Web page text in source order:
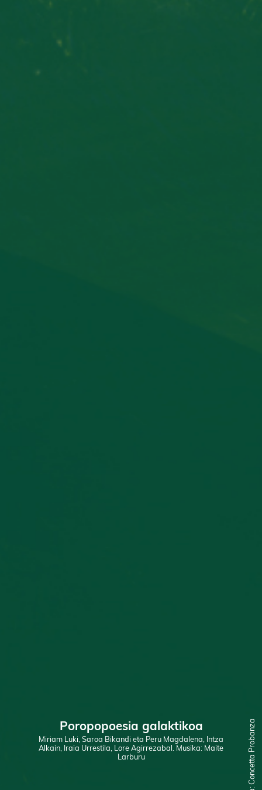
Poropopoesia galaktikoa
Miriam Luki, Saroa Bikandi eta Peru Magdalena, Intza
Alkain, Iraia Urrestila, Lore Agirrezabal. Musika: Maite
Larburu